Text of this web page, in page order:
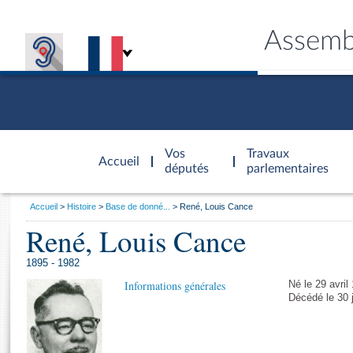
Accueil
d'accueil
Vos
députés
Travaux
parlementaires
Général
Vous
Accueil Histoire Base de donné... René, Louis Cance
René, Louis Cance
1895 - 1982
Informations générales
Né le 29 avril
Décédé le 30